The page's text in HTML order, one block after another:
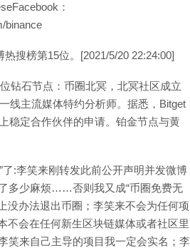
：
binance
搜榜第15位。[2021/5/20 22:24:00]
钻石节点：币圈北冥，北冥社区成立
线主流媒体特约分析师。据悉，Bitget
稳定合作伙伴的申请。铂金节点与黄
:李笑来刚转发此前公开声明并发微博
多少麻烦……否则我又成“币圈免费无
没办法退出币圈；李笑来不会为任何项
不会在任何新生区块链媒体或者社区里
笑来自己主导的项目我一定会实名；李